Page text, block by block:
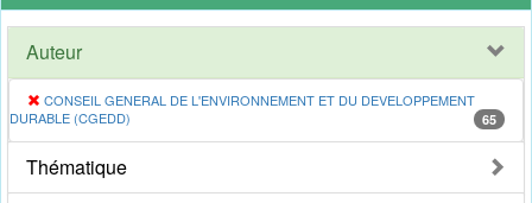
Auteur
CONSEIL GENERAL DE L'ENVIRONNEMENT ET DU DEVELOPPEMENT
DURABLE (CGEDD)
65
Thématique